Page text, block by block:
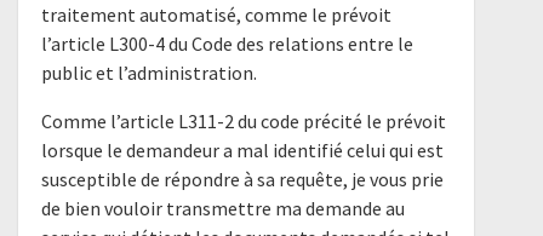
traitement automatisé, comme le prévoit
l’article L300-4 du Code des relations entre le
public et l’administration.
Comme l’article L311-2 du code précité le prévoit
lorsque le demandeur a mal identifié celui qui est
susceptible de répondre à sa requête, je vous prie
de bien vouloir transmettre ma demande au